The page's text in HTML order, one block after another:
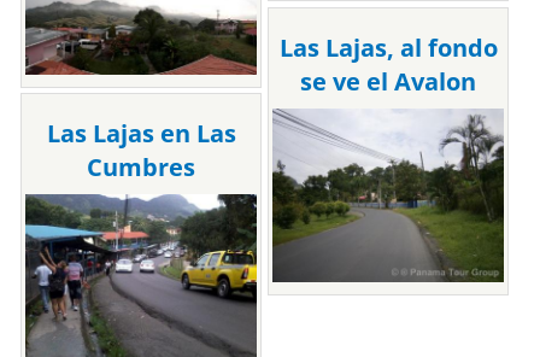
Las Lajas, al fondo
se ve el Avalon
Las Lajas en Las
Cumbres